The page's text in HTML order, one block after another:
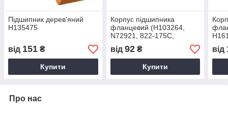
Підшипник дерев'яний
H135475
від 151 ₴
Купити
Корпус підшипника
фланцевий (H103264,
N72921, 822-175C,
PFD52, PFT205, 17264)
(HDParts-AG, США)
від 92₴
Купити
від
Про нас